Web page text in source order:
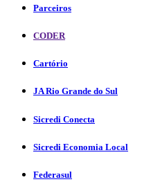
Parceiros
CODER
Cartório
JA Rio Grande do Sul
Sicredi Conecta
Sicredi Economia Local
Federasul